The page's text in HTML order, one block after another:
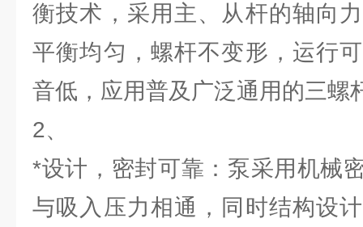
衡技术，采用主、从杆的轴向
平衡均匀，螺杆不变形，运行
音低，应用普及广泛通用的三螺
2、
*设计，密封可靠：泵采用机械
与吸入压力相通，同时结构设